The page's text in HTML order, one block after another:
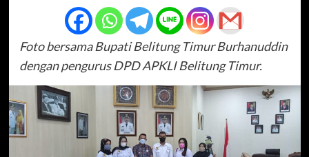
Foto bersama Bupati Belitung Timur Burhanuddin
dengan pengurus DPD APKLI Belitung Timur.